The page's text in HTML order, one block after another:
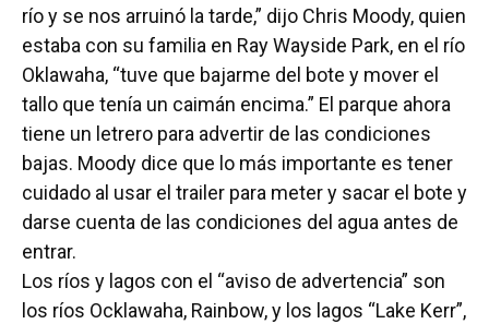
río y se nos arruinó la tarde,” dijo Chris Moody, quien
estaba con su familia en Ray Wayside Park, en el río
Oklawaha, “tuve que bajarme del bote y mover el
tallo que tenía un caimán encima.” El parque ahora
tiene un letrero para advertir de las condiciones
bajas. Moody dice que lo más importante es tener
cuidado al usar el trailer para meter y sacar el bote y
darse cuenta de las condiciones del agua antes de
entrar.
Los ríos y lagos con el “aviso de advertencia” son
los ríos Ocklawaha, Rainbow, y los lagos “Lake Kerr”,